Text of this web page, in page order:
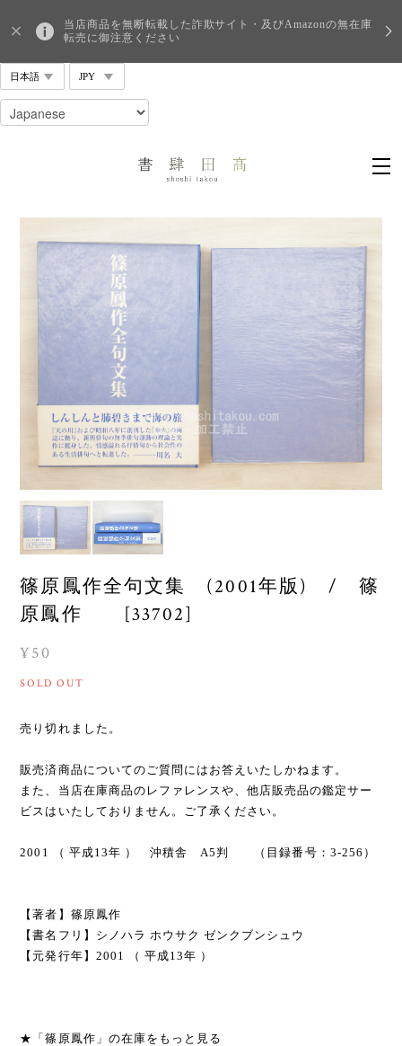
当店商品を無断転載した詐欺サイト・及びAmazonの無在庫
転売に御注意ください
篠原鳳作全句文集 (2001年版) / 篠
原鳳作 [33702]
¥50
SOLD OUT
売り切れました。
販売済商品についてのご質問にはお答えいたしかねます。
また、当店在庫商品のレファレンスや、他店販売品の鑑定サー
ビスはいたしておりません。ご了承ください。
2001 （ 平成13年 ） 沖積舎 A5判 （目録番号：3-256）
【著者】篠原鳳作
【書名フリ】シノハラ ホウサク ゼンクブンシュウ
【元発行年】2001 （ 平成13年 ）
★「篠原鳳作」の在庫をもっと見る